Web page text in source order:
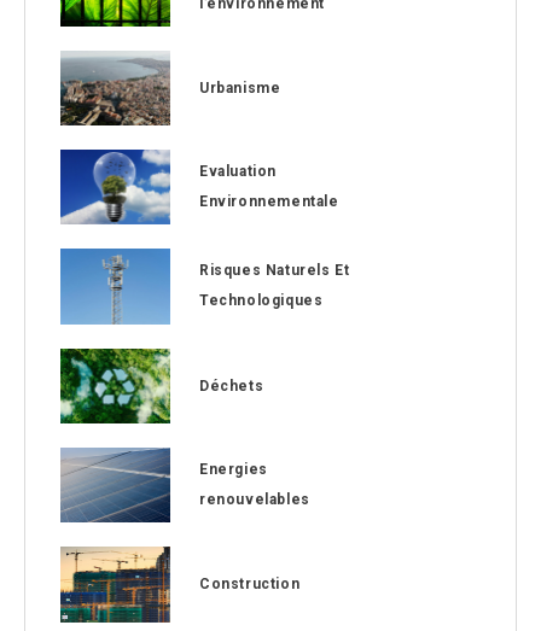
Urbanisme
Evaluation
Environnementale
Risques Naturels Et
Technologiques
Déchets
Energies
renouvelables
Construction